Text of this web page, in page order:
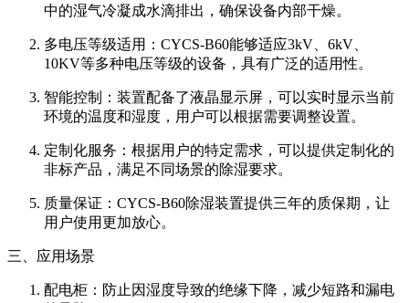
中的湿气冷凝成水滴排出，确保设备内部干燥。
多电压等级适用：CYCS-B60能够适应3kV、6kV、
10KV等多种电压等级的设备，具有广泛的适用性。
智能控制：装置配备了液晶显示屏，可以实时显示当前
环境的温度和湿度，用户可以根据需要调整设置。
定制化服务：根据用户的特定需求，可以提供定制化的
非标产品，满足不同场景的除湿要求。
质量保证：CYCS-B60除湿装置提供三年的质保期，让
用户使用更加放心。
三、应用场景
配电柜：防止因湿度导致的绝缘下降，减少短路和漏电